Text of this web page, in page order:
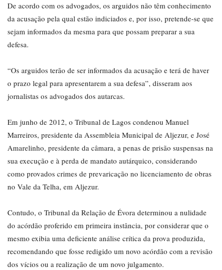
De acordo com os advogados, os arguidos não têm conhecimento
da acusação pela qual estão indiciados e, por isso, pretende-se que
sejam informados da mesma para que possam preparar a sua
defesa.
“Os arguidos terão de ser informados da acusação e terá de haver
o prazo legal para apresentarem a sua defesa”, disseram aos
jornalistas os advogados dos autarcas.
Em junho de 2012, o Tribunal de Lagos condenou Manuel
Marreiros, presidente da Assembleia Municipal de Aljezur, e José
Amarelinho, presidente da câmara, a penas de prisão suspensas na
sua execução e à perda de mandato autárquico, considerando
como provados crimes de prevaricação no licenciamento de obras
no Vale da Telha, em Aljezur.
Contudo, o Tribunal da Relação de Évora determinou a nulidade
do acórdão proferido em primeira instância, por considerar que o
mesmo exibia uma deficiente análise crítica da prova produzida,
recomendando que fosse redigido um novo acórdão com a revisão
dos vícios ou a realização de um novo julgamento.